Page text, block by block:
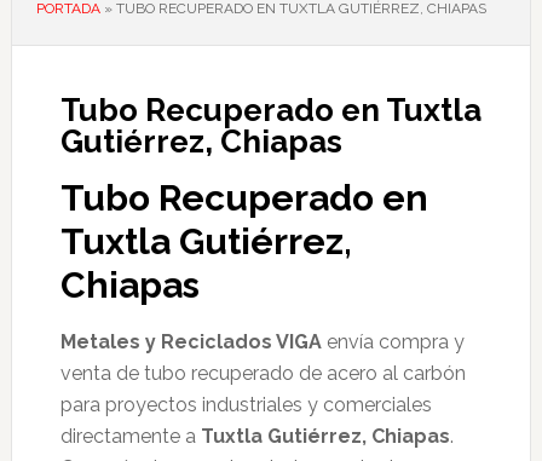
PORTADA» TUBO RECUPERADO EN TUXTLA GUTIÉRREZ, CHIAPAS
Tubo Recuperado en Tuxtla
Gutiérrez, Chiapas
Tubo Recuperado en
Tuxtla Gutiérrez,
Chiapas
Metales y Reciclados VIGAenvía compra y
venta de tubo recuperado de acero al carbón
para proyectos industriales y comerciales
directamente a Tuxtla Gutiérrez, Chiapas.